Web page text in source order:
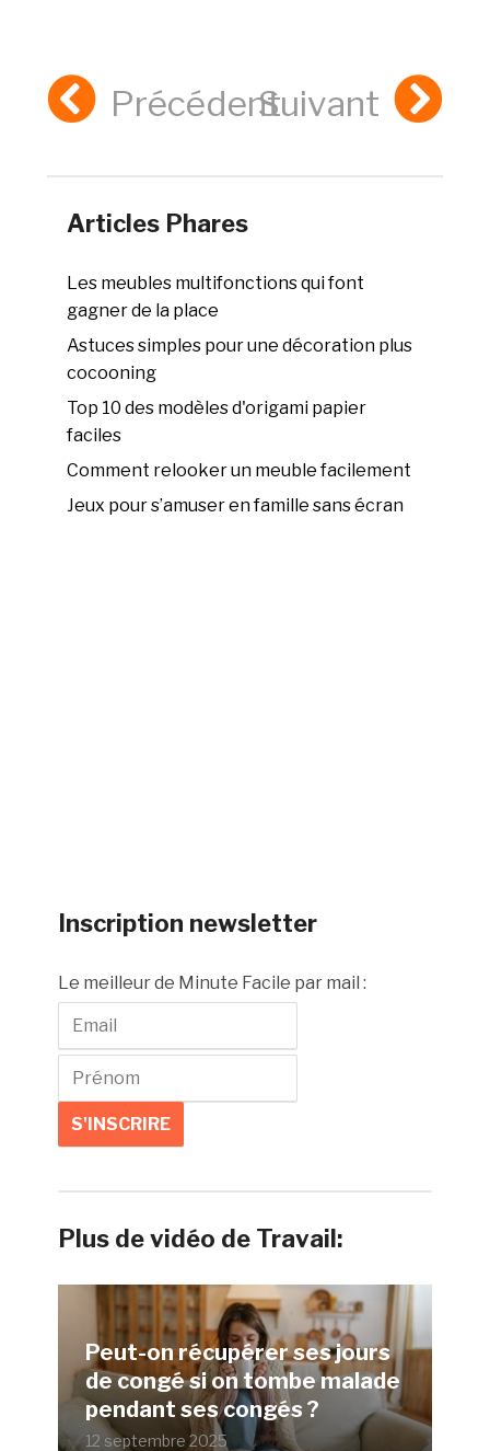
PrécédentSuivant
Articles Phares
Les meubles multifonctions qui font
gagner de la place
Astuces simples pour une décoration plus
cocooning
Top 10 des modèles d'origami papier
faciles
Comment relooker un meuble facilement
Jeux pour s’amuser en famille sans écran
Inscription newsletter
Le meilleur de Minute Facile par mail :
Plus de vidéo de Travail:
Peut-on récupérer ses jours
de congé si on tombe malade
pendant ses congés ?
12 septembre 2025